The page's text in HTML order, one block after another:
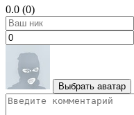
0.0 (0)
Выбрать аватар